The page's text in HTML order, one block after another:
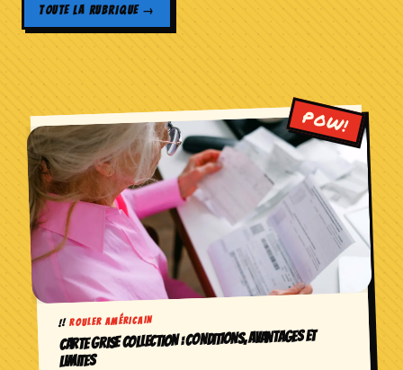
TOUTE LA RUBRIQUE →
ROULER AMÉRICAIN
CARTE GRISE COLLECTION : CONDITIONS, AVANTAGES ET
LIMITES